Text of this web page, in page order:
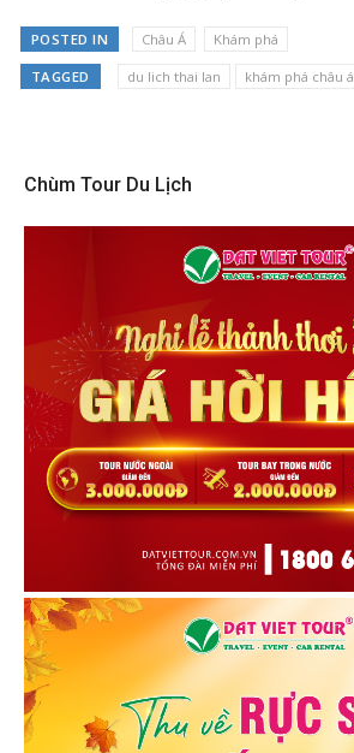
POSTED IN Châu Á Khám phá
TAGGED du lich thai lan khám phá châu á
Chùm Tour Du Lịch